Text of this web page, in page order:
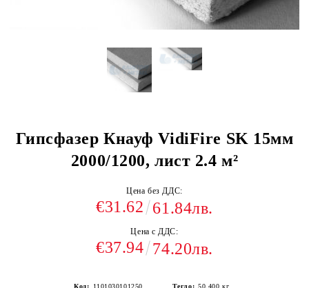
Гипсфазер Кнауф VidiFire SK 15мм
2000/1200, лист 2.4 м²
Цена без ДДС:
€31.62 61.84лв.
Цена с ДДС:
€37.94 74.20лв.
Код: 1101030101250 Тегло: 50.400 кг